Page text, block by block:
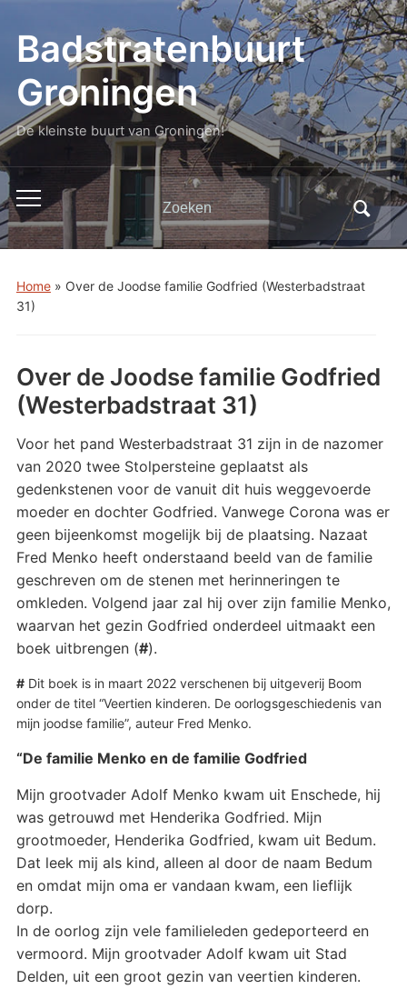
Badstratenbuurt
Groningen
De kleinste buurt van Groningen!
Toggle
mobiel
menu
Zoeken
naar:
Home» Over de Joodse familie Godfried (Westerbadstraat
31)
Over de Joodse familie Godfried
(Westerbadstraat 31)
Voor het pand Westerbadstraat 31 zijn in de nazomer
van 2020 twee Stolpersteine geplaatst als
gedenkstenen voor de vanuit dit huis weggevoerde
moeder en dochter Godfried. Vanwege Corona was er
geen bijeenkomst mogelijk bij de plaatsing. Nazaat
Fred Menko heeft onderstaand beeld van de familie
geschreven om de stenen met herinneringen te
omkleden. Volgend jaar zal hij over zijn familie Menko,
waarvan het gezin Godfried onderdeel uitmaakt een
boek uitbrengen (#).
#Dit boek is in maart 2022 verschenen bij uitgeverij Boom
onder de titel “Veertien kinderen. De oorlogsgeschiedenis van
mijn joodse familie”, auteur Fred Menko.
“De familie Menko en de familie Godfried
Mijn grootvader Adolf Menko kwam uit Enschede, hij
was getrouwd met Henderika Godfried. Mijn
grootmoeder, Henderika Godfried, kwam uit Bedum.
Dat leek mij als kind, alleen al door de naam Bedum
en omdat mijn oma er vandaan kwam, een lieflijk
dorp.
In de oorlog zijn vele familieleden gedeporteerd en
vermoord. Mijn grootvader Adolf kwam uit Stad
Delden, uit een groot gezin van veertien kinderen.